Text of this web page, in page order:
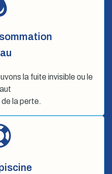
la fuite invisible ou le
la perte.